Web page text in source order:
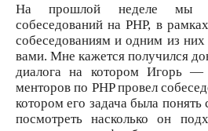
На прошлой неделе мы
собеседований на PHP, в
собеседованиям и одним из
вами. Мне кажется получился
диалога на котором Игорь
менторов по PHP провел
котором его задача была
посмотреть насколько он